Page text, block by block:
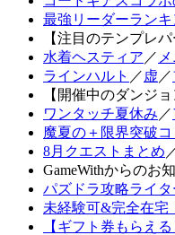
最強リーダーラン
【注目のテンプレパ
水着ヘスティア ／
ラインハルト ／ 虚 ／
【開催中のダンジョ
ワンタッチ夏休み ／
魔夏の＋限界突破コ
8月クエストまとめ
GameWithからのお
パズドラ攻略ライタ
未経験可&完全在宅
【ギフト券もらえ